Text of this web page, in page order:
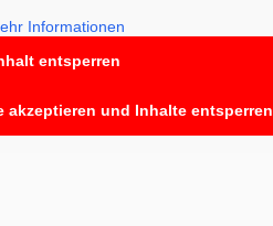
Informationen
entsperren
akzeptieren und Inhalte entsperren